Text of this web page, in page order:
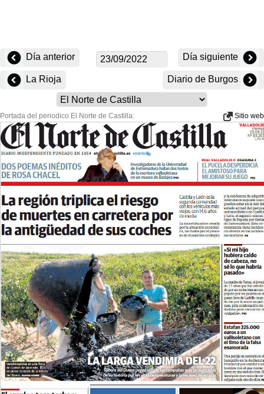
Día anterior Día siguiente
La Rioja Diario de Burgos
Portada del periodico El Norte de Castilla: Sitio web